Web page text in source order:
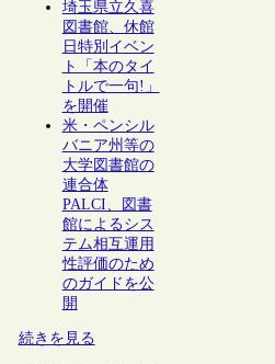
埼玉県立久喜
図書館、休館
日特別イベン
ト「本のタイ
トルで一句!」
を開催
米・ペンシル
バニア州等の
大学図書館の
連合体
PALCI、図書
館によるシス
テム相互運用
性評価のため
のガイドを公
開
続きを見る